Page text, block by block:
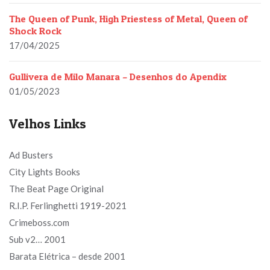
The Queen of Punk, High Priestess of Metal, Queen of
Shock Rock
17/04/2025
Gullivera de Milo Manara – Desenhos do Apendix
01/05/2023
Velhos Links
Ad Busters
City Lights Books
The Beat Page Original
R.I.P. Ferlinghetti 1919-2021
Crimeboss.com
Sub v2… 2001
Barata Elétrica – desde 2001